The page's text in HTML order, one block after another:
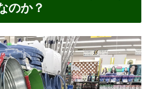
のか？